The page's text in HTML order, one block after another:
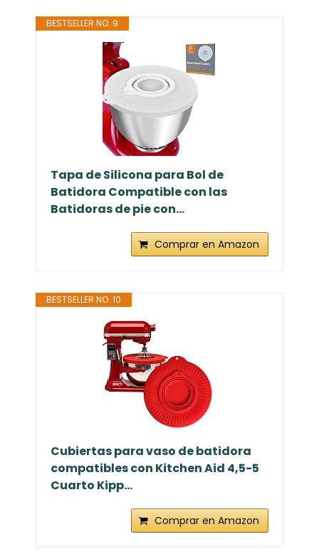
BESTSELLER NO. 9
Tapa de Silicona para Bol de
Batidora Compatible con las
Batidoras de pie con...
Comprar en Amazon
BESTSELLER NO. 10
Cubiertas para vaso de batidora
compatibles con Kitchen Aid 4,5-5
Cuarto Kipp...
Comprar en Amazon